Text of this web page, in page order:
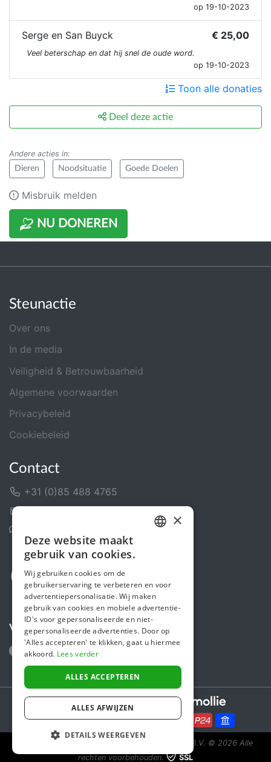
NU DONEREN
op 19-10-2023
Serge en San Buyck € 25,00
Veel beterschap en dat hij snel de oude word.
op 19-10-2023
Toon alle donaties
Deel deze actie
Andere acties in:
Dieren Noodsituatie Goede Doelen
Misbruik melden
Steunactie
Over ons
In de media
Veiligheid & Betrouwbaarheid
Algemene voorwaarden
Privacybeleid
Cookiebeleid
Contact
+31 (0)85 488 4765
Volg ons
Secure payments powered by
Steunactie is een initiatief van Sponsor Europe B.V. © 2026 Alle
rechten voorbehouden.
SSL
ENGLISH
×
Deze website maakt
gebruik van cookies.
Wij gebruiken cookies om de
gebruikerservaring te verbeteren en voor
advertentiepersonalisatie. Wij maken
gebruik van cookies en mobiele advertentie-
ID's voor gepersonaliseerde en niet-
gepersonaliseerde advertenties. Door op
'Alles accepteren' te klikken, gaat u hiermee
akkoord. Lees verder
ALLES ACCEPTEREN
ALLES AFWIJZEN
DETAILS WEERGEVEN